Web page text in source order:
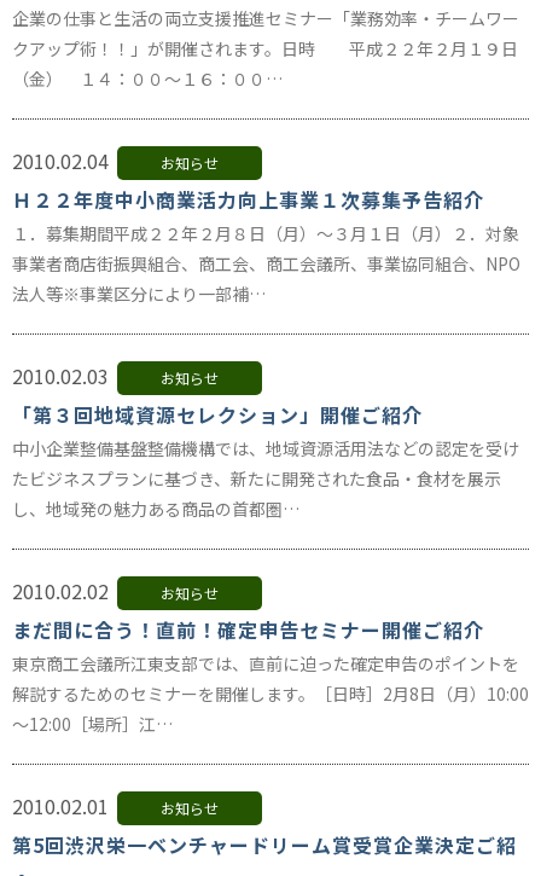
企業の仕事と生活の両立支援推進セミナー「業務効率・チームワー
クアップ術！！」が開催されます。日時 平成２２年２月１９日
（金） １４：００～１６：００…
2010.02.04 お知らせ
Ｈ２２年度中小商業活力向上事業１次募集予告紹介
１．募集期間平成２２年２月８日（月）～３月１日（月）２．対象
事業者商店街振興組合、商工会、商工会議所、事業協同組合、NPO
法人等※事業区分により一部補…
2010.02.03 お知らせ
「第３回地域資源セレクション」開催ご紹介
中小企業整備基盤整備機構では、地域資源活用法などの認定を受け
たビジネスプランに基づき、新たに開発された食品・食材を展示
し、地域発の魅力ある商品の首都圏…
2010.02.02 お知らせ
まだ間に合う！直前！確定申告セミナー開催ご紹介
東京商工会議所江東支部では、直前に迫った確定申告のポイントを
解説するためのセミナーを開催します。［日時］2月8日（月）10:00
～12:00［場所］江…
2010.02.01 お知らせ
第5回渋沢栄一ベンチャードリーム賞受賞企業決定ご紹